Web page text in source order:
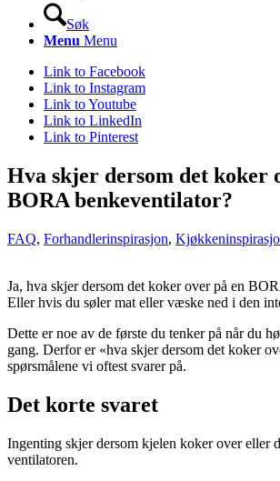
Søk
Menu Menu
Link to Facebook
Link to Instagram
Link to Youtube
Link to LinkedIn
Link to Pinterest
Hva skjer dersom det koker
BORA benkeventilator?
FAQ, Forhandlerinspirasjon,
Ja, hva skjer dersom det koker over på en
Eller hvis du søler mat eller væske ned i den
Dette er noe av de første du tenker på når du
gang. Derfor er «hva skjer dersom det koker
spørsmålene vi oftest svarer på.
Det korte svaret
Ingenting skjer dersom kjelen koker over eller
ventilatoren.